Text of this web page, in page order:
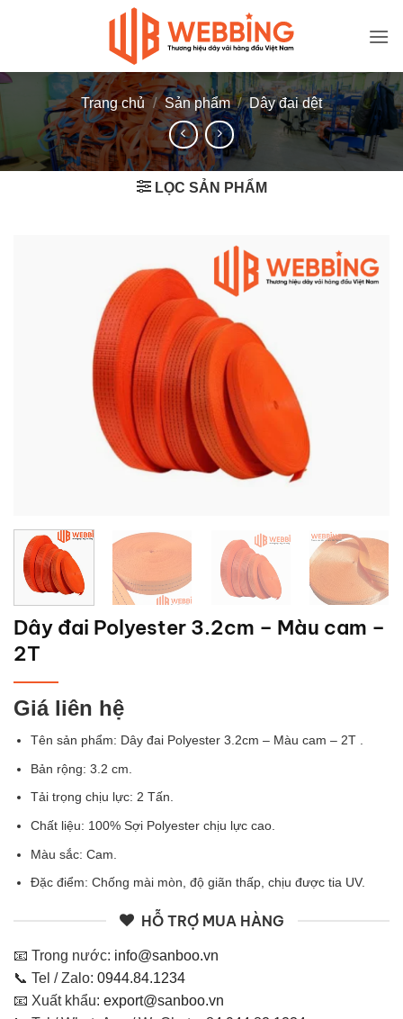
dung
Trang chủ / Sản phẩm / Dây đai dệt
LỌC SẢN PHẨM
Dây đai Polyester 3.2cm – Màu cam –
2T
Giá liên hệ
Tên sản phẩm: Dây đai Polyester 3.2cm – Màu cam – 2T.
Bản rộng: 3.2 cm.
Tải trọng chịu lực: 2 Tấn.
Chất liệu: 100% Sợi Polyester chịu lực cao.
Màu sắc: Cam.
Đặc điểm: Chống mài mòn, độ giãn thấp, chịu được tia UV.
HỖ TRỢ MUA HÀNG
📧 Trong nước: info@sanboo.vn
📞 Tel / Zalo: 0944.84.1234
📧 Xuất khẩu: export@sanboo.vn